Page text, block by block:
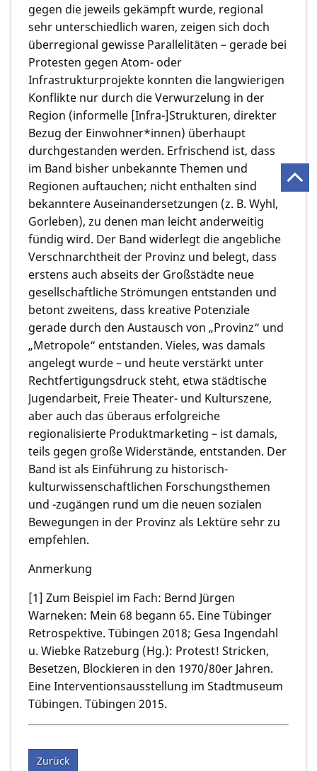
gegen die jeweils gekämpft wurde, regional
sehr unterschiedlich waren, zeigen sich doch
überregional gewisse Parallelitäten – gerade bei
Protesten gegen Atom- oder
Infrastrukturprojekte konnten die langwierigen
Konflikte nur durch die Verwurzelung in der
Region (informelle [Infra-]Strukturen, direkter
Bezug der Einwohner*innen) überhaupt
durchgestanden werden. Erfrischend ist, dass
im Band bisher unbekannte Themen und
Regionen auftauchen; nicht enthalten sind
bekanntere Auseinandersetzungen (z. B. Wyhl,
Gorleben), zu denen man leicht anderweitig
fündig wird. Der Band widerlegt die angebliche
Verschnarchtheit der Provinz und belegt, dass
erstens auch abseits der Großstädte neue
gesellschaftliche Strömungen entstanden und
betont zweitens, dass kreative Potenziale
gerade durch den Austausch von „Provinz“ und
„Metropole“ entstanden. Vieles, was damals
angelegt wurde – und heute verstärkt unter
Rechtfertigungsdruck steht, etwa städtische
Jugendarbeit, Freie Theater- und Kulturszene,
aber auch das überaus erfolgreiche
regionalisierte Produktmarketing – ist damals,
teils gegen große Widerstände, entstanden. Der
Band ist als Einführung zu historisch-
kulturwissenschaftlichen Forschungsthemen
und -zugängen rund um die neuen sozialen
Bewegungen in der Provinz als Lektüre sehr zu
empfehlen.
Anmerkung
[1] Zum Beispiel im Fach: Bernd Jürgen
Warneken: Mein 68 begann 65. Eine Tübinger
Retrospektive. Tübingen 2018; Gesa Ingendahl
u. Wiebke Ratzeburg (Hg.): Protest! Stricken,
Besetzen, Blockieren in den 1970/80er Jahren.
Eine Interventionsausstellung im Stadtmuseum
Tübingen. Tübingen 2015.
Zurück